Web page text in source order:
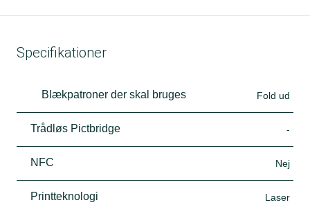
Specifikationer
Blækpatroner der skal bruges Fold ud
Trådløs Pictbridge -
NFC Nej
Printteknologi Laser